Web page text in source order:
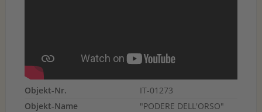
Objekt-Nr.
IT-01273
Objekt-Name
"PODERE DELL'ORSO"